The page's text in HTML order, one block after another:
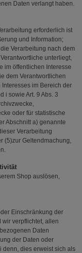
Daten verlangt haben.
erforderlich ist
und Information;
Verarbeitung nach dem
unterliegt,
im öffentlichen Interesse
dem Verantwortlichen
im Bereich der
i sowie Art. 9 Abs. 3
oder für statistische
Abschnitt a) genannte
Verarbeitung
(5)zur Geltendmachung,
Shop auslösen,
Einschränkung der
verpflichtet, allen
Daten
der Daten oder
denn, dies erweist sich als